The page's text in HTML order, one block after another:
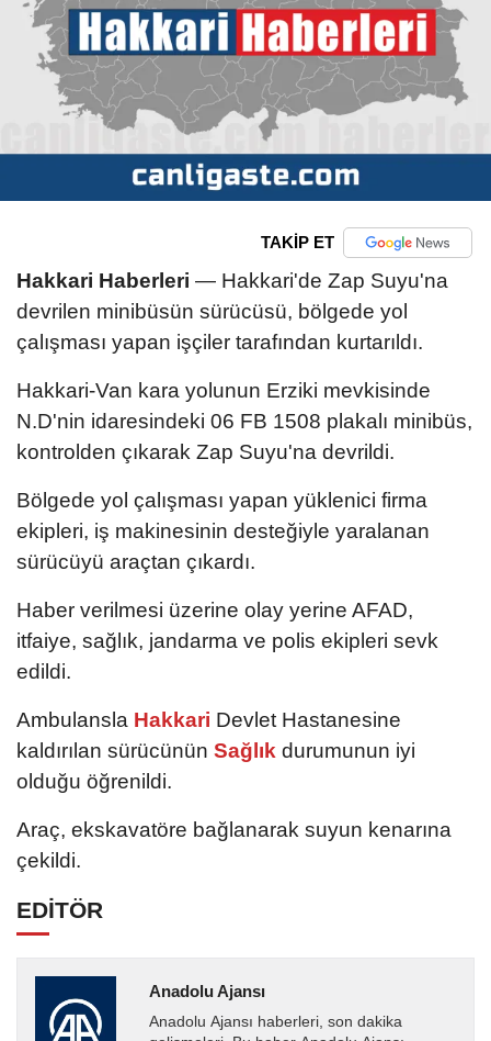
TAKİP ET
Hakkari Haberleri — Hakkari'de Zap Suyu'na
devrilen minibüsün sürücüsü, bölgede yol
çalışması yapan işçiler tarafından kurtarıldı.
Hakkari-Van kara yolunun Erziki mevkisinde
N.D'nin idaresindeki 06 FB 1508 plakalı minibüs,
kontrolden çıkarak Zap Suyu'na devrildi.
Bölgede yol çalışması yapan yüklenici firma
ekipleri, iş makinesinin desteğiyle yaralanan
sürücüyü araçtan çıkardı.
Haber verilmesi üzerine olay yerine AFAD,
itfaiye, sağlık, jandarma ve polis ekipleri sevk
edildi.
Ambulansla Hakkari Devlet Hastanesine
kaldırılan sürücünün Sağlık durumunun iyi
olduğu öğrenildi.
Araç, ekskavatöre bağlanarak suyun kenarına
çekildi.
EDİTÖR
Anadolu Ajansı
Anadolu Ajansı haberleri, son dakika